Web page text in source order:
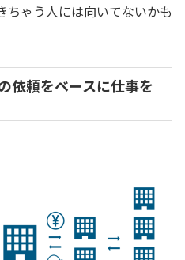
ちゃう人には向いてないかも
依頼をベースに仕事を